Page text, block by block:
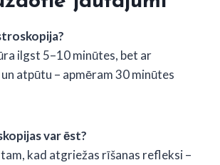
ilgst 5–10 minūtes, bet ar
atpūtu – apmēram 30 minūtes
var ēst?
kad atgriežas rīšanas refleksi –